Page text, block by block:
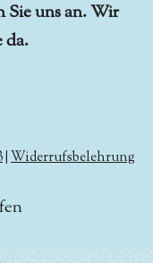
Sie uns an. Wir
da.
Widerrufsbelehrung